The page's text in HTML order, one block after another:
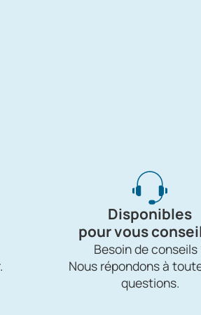
Disponibles
pour vous
Besoin de conseils
Nous répondons à
questions.